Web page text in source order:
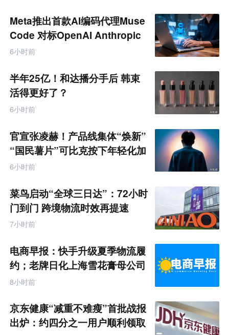
Meta推出首款AI编码代理Muse
Code 对标OpenAI Anthropic
6小时前
半年25亿！和达播分手后 韩束
活得更好了？
6小时前
官宣张凌赫！产品线集体“焕新”
“国民薯片”可比克按下年轻化加
速键
6小时前
菜鸟启动“全球三日达”：72小时
门到门 跨境物流时效再提速
7小时前
电商早报：快手升级夏季物流履
约；老牌日化上海雪花膏母公司
破产
8小时前
京东健康“减重不难瘦”首批战报
出炉：约四分之一用户顺利领取